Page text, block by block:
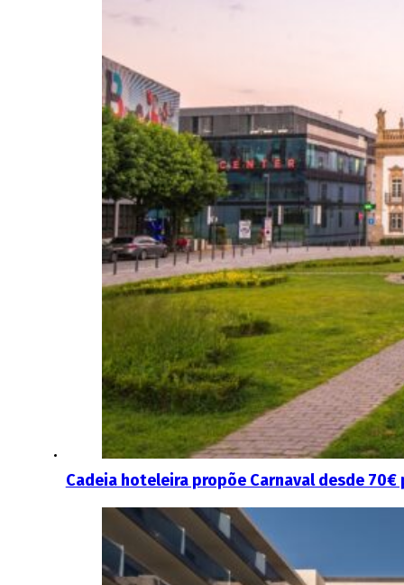
Cadeia hoteleira propõe Carnaval desde 70€